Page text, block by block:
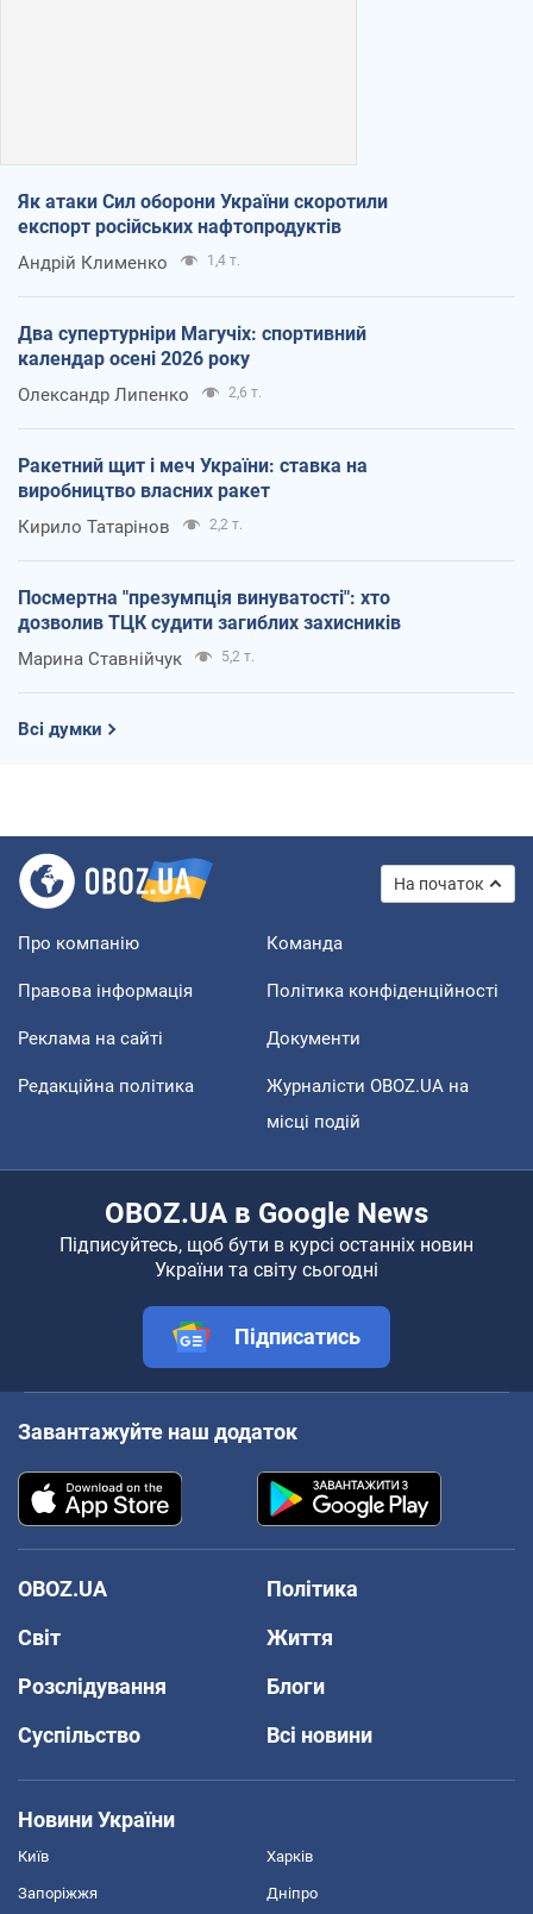
Як атаки Сил оборони України скоротили
експорт російських нафтопродуктів
Андрій Клименко 1,4 т.
Два супертурніри Магучіх: спортивний
календар осені 2026 року
Олександр Липенко 2,6 т.
Ракетний щит і меч України: ставка на
виробництво власних ракет
Кирило Татарінов 2,2 т.
Посмертна "презумпція винуватості": хто
дозволив ТЦК судити загиблих захисників
Марина Ставнійчук 5,2 т.
Всі думки
На початок
Про компанію Команда
Правова інформація Політика конфіденційності
Реклама на сайті Документи
Редакційна політика
Журналісти OBOZ.UA на
місці подій
OBOZ.UA в Google News
Підписуйтесь, щоб бути в курсі останніх новин
України та світу сьогодні
Підписатись
Завантажуйте наш додаток
OBOZ.UA
Політика
Світ
Життя
Розслідування
Блоги
Суспільство
Всі новини
Новини України
Київ Харків
Запоріжжя Дніпро